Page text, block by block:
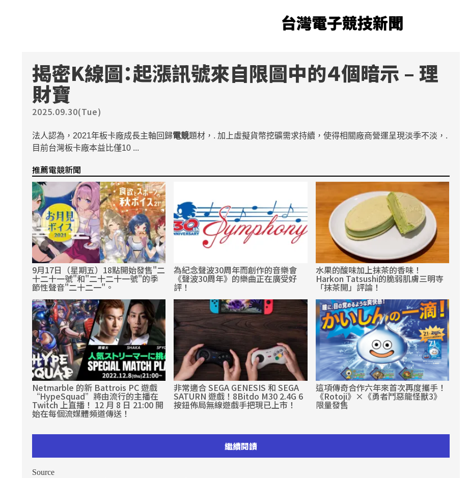
台灣電子競技新聞
揭密K線圖：起漲訊號來自限圖中的４個暗示 – 理
財寶
2025.09.30(Tue)
法人認為，2021年板卡廠成長主軸回歸電競題材，. 加上虛擬貨幣挖礦需求持續，使得相關廠商營運呈現淡季不淡，.
目前台灣板卡廠本益比僅10 ...
推薦電競新聞
9月17日（星期五）18點開始發售"二
十二十一號"和"二十二十一號"的季
節性聲音"二十二一"。
為紀念聲波30周年而創作的音樂會
《聲波30周年》的樂曲正在廣受好
評！
水果的酸味加上抹茶的香味！
Harkon Tatsushi的脆弱肌膚三明寺
「抹茶開」評論！
Netmarble 的新 Battrois PC 遊戲
“HypeSquad”將由流行的主播在
Twitch 上直播！ 12 月 8 日 21:00 開
始在每個流媒體頻道傳送！
非常適合 SEGA GENESIS 和 SEGA
SATURN 遊戲！8Bitdo M30 2.4G 6
按鈕佈局無線遊戲手把現已上市！
這項傳奇合作六年來首次再度攜手！
《Rotoji》×《勇者鬥惡龍怪獸3》
限量發售
繼續閱讀
Source